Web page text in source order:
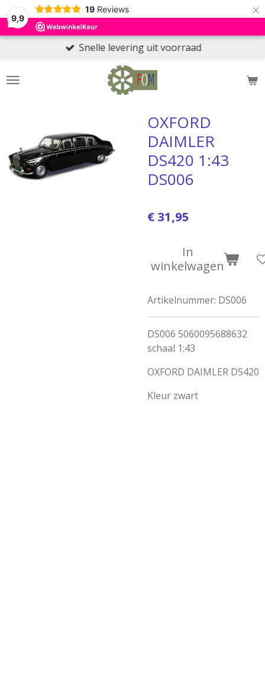
9,9
19 Reviews ×
Snelle levering uit voorraad
OXFORD
DAIMLER
DS420 1:43
DS006
€ 31,95
In
winkelwagen
Artikelnummer: DS006
DS006 5060095688632
schaal 1:43
OXFORD DAIMLER DS420
Kleur zwart